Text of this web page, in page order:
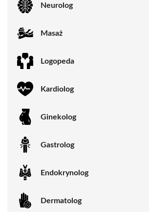
Neurolog
Masaż
Logopeda
Kardiolog
Ginekolog
Gastrolog
Endokrynolog
Dermatolog